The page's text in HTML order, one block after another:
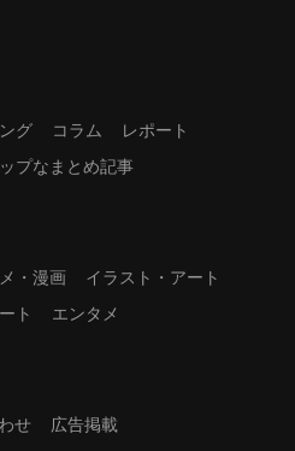
グ コラム
レポート
プなまとめ記事
・漫画
イラスト・アート
ト エンタメ
せ
広告掲載